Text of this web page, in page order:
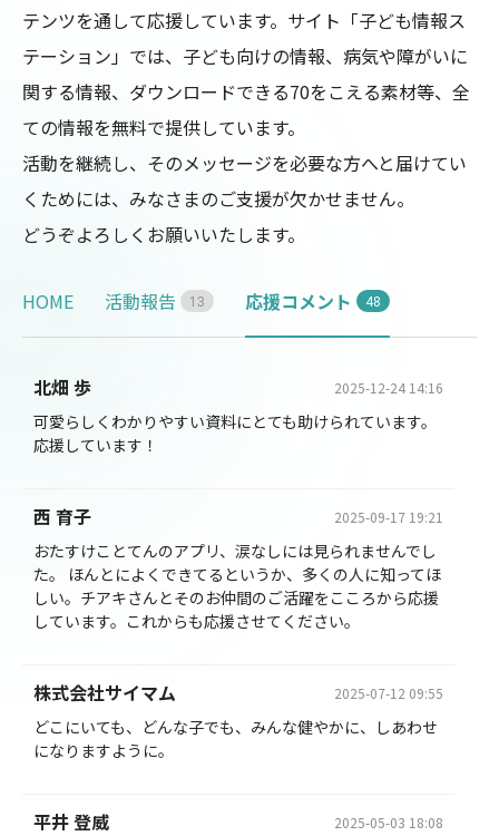
テンツを通して応援しています。サイト「子ども情報ス
テーション」では、子ども向けの情報、病気や障がいに
関する情報、ダウンロードできる70をこえる素材等、全
ての情報を無料で提供しています。
活動を継続し、そのメッセージを必要な方へと届けてい
くためには、みなさまのご支援が欠かせません。
どうぞよろしくお願いいたします。
HOME 活動報告 13 応援コメント 48
北畑 歩 2025-12-24 14:16
可愛らしくわかりやすい資料にとても助けられています。
応援しています！
西 育子 2025-09-17 19:21
おたすけことてんのアプリ、涙なしには見られませんでし
た。 ほんとによくできてるというか、多くの人に知ってほ
しい。チアキさんとそのお仲間のご活躍をこころから応援
しています。これからも応援させてください。
株式会社サイマム 2025-07-12 09:55
どこにいても、どんな子でも、みんな健やかに、しあわせ
になりますように。
平井 登威 2025-05-03 18:08